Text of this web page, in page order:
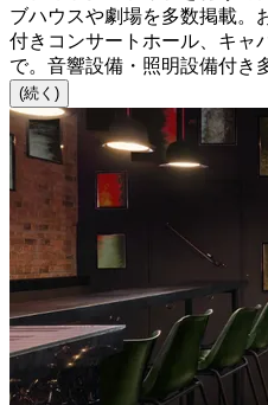
ブハウスや劇場を多数掲載。
付きコンサートホール、キャ
で。音響設備・照明設備付き
(続く)